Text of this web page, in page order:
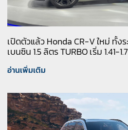
เปิดตัวแล้ว Honda CR-V ใหม่ ทั้ง
เบนซิน 1.5 ลิตร TURBO เริ่ม 1.41-
อ่านเพิ่มเติม